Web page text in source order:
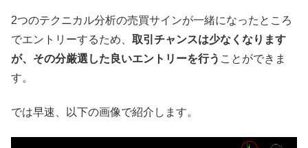
2つのテクニカル分析の売買サインが一緒になったところ
でエントリーするため、 取引チャンスは少なくなります
が、その分厳選した良いエントリーを行う ことができま
す。
では早速、以下の画像で紹介します。